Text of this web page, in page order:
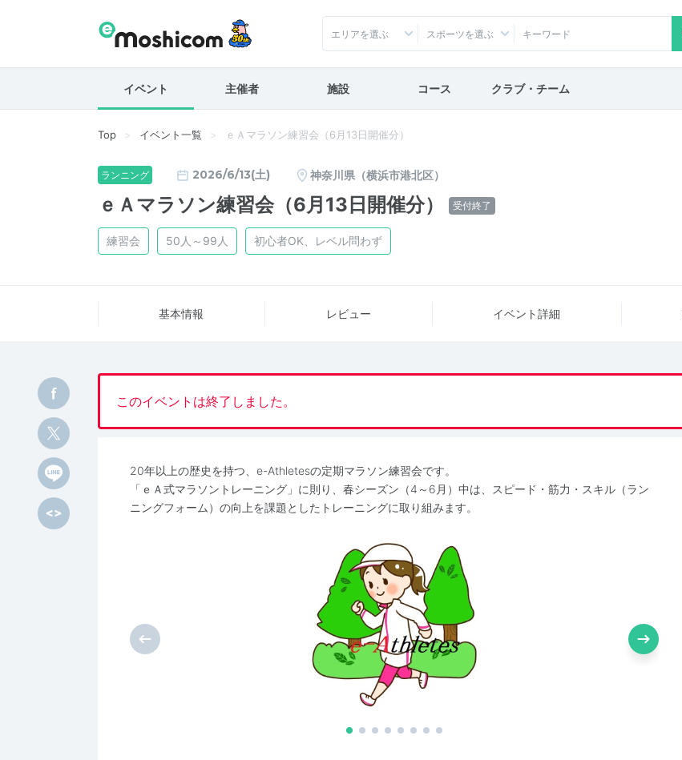
エリアを選ぶ スポーツを選ぶ
イベント 主催者 施設 コース クラブ・チーム
Top イベント一覧 ｅＡマラソン練習会（6月13日開催分）
ランニング 2026/6/13(土) 神奈川県（横浜市港北区）
ｅＡマラソン練習会（6月13日開催分） 受付終了
練習会 50人～99人 初心者OK、レベル問わず
基本情報 レビュー イベント詳細
このイベントは終了しました。
20年以上の歴史を持つ、e-Athletesの定期マラソン練習会です。
「ｅＡ式マラソントレーニング」に則り、春シーズン（4～6月）中は、スピード・筋力・スキル（ラン
ニングフォーム）の向上を課題としたトレーニングに取り組みます。